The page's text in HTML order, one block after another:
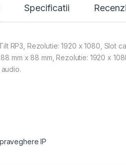
Specificatii
RP3, Rezolutie: 1920 x 1080, Slot
mm x 88 mm, Rezolutie: 1920 x
IP